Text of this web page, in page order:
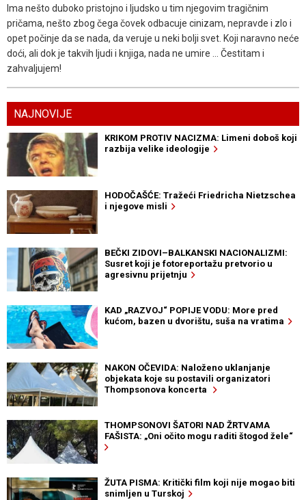
Ima nešto duboko pristojno i ljudsko u tim njegovim tragičnim
pričama, nešto zbog čega čovek odbacuje cinizam, nepravde i zlo i
opet počinje da se nada, da veruje u neki bolji svet. Koji naravno neće
doći, ali dok je takvih ljudi i knjiga, nada ne umire ... Čestitam i
zahvaljujem!
NAJNOVIJE
KRIKOM PROTIV NACIZMA: Limeni doboš koji
razbija velike ideologije
HODOČAŠĆE: Tražeći Friedricha Nietzschea
i njegove misli
BEČKI ZIDOVI–BALKANSKI NACIONALIZMI:
Susret koji je fotoreportažu pretvorio u
agresivnu prijetnju
KAD „RAZVOJ“ POPIJE VODU: More pred
kućom, bazen u dvorištu, suša na vratima
NAKON OČEVIDA: Naloženo uklanjanje
objekata koje su postavili organizatori
Thompsonova koncerta
THOMPSONOVI ŠATORI NAD ŽRTVAMA
FAŠISTA: „Oni očito mogu raditi štogod žele“
ŽUTA PISMA: Kritički film koji nije mogao biti
snimljen u Turskoj